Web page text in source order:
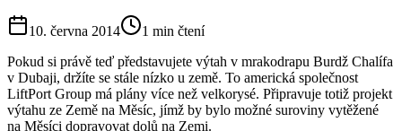
10. června 2014 1 min čtení
Pokud si právě teď představujete výtah v mrakodrapu Burdž Chalífa
v Dubaji, držíte se stále nízko u země. To americká společnost
LiftPort Group má plány více než velkorysé. Připravuje totiž projekt
výtahu ze Země na Měsíc, jímž by bylo možné suroviny vytěžené
na Měsíci dopravovat dolů na Zemi.